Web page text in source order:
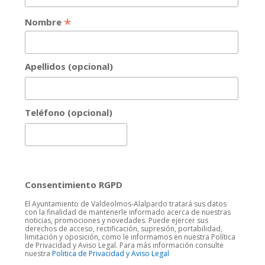
Nombre *
Apellidos (opcional)
Teléfono (opcional)
Consentimiento RGPD
El Ayuntamiento de Valdeolmos-Alalpardo tratará sus datos
con la finalidad de mantenerle informado acerca de nuestras
noticias, promociones y novedades. Puede ejercer sus
derechos de acceso, rectificación, supresión, portabilidad,
limitación y oposición, como le informamos en nuestra Política
de Privacidad y Aviso Legal. Para más información consulte
nuestra Politica de Privacidad y Aviso Legal